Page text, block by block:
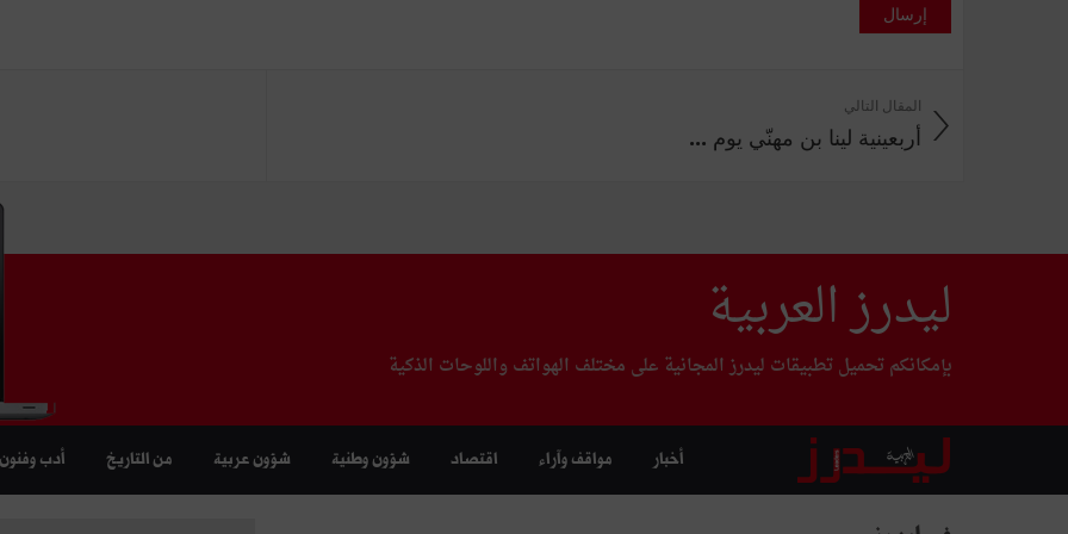
إرسال
المقال التالي
أربعينية لينا بن مهنّي يوم ...
ليدرز العربية
بإمكانكم تحميل تطبيقات ليدرز المجانية على مختلف الهواتف واللوحات الذكية
أخبار مواقف وآراء اقتصاد شؤون وطنية شؤون عربية من التاريخ أدب وفنون